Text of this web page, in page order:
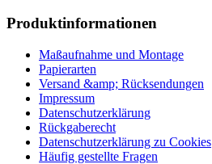
Produktinformationen
Maßaufnahme und Montage
Papierarten
Versand &amp; Rücksendungen
Impressum
Datenschutzerklärung
Rückgaberecht
Datenschutzerklärung zu Cookies
Häufig gestellte Fragen